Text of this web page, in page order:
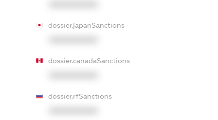
dossier.japanSanctions
dossier.canadaSanctions
dossier.rfSanctions